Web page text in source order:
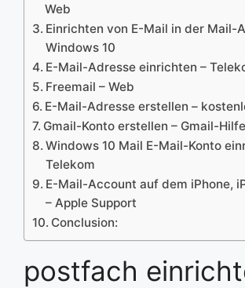
Web
Einrichten von E-Mail in der Mail-
Windows 10
E-Mail-Adresse einrichten –
Freemail – Web
E-Mail-Adresse erstellen –
Gmail-Konto erstellen – Gmail-
Windows 10 Mail E-Mail-Konto
Telekom
E-Mail-Account auf dem iPhone,
– Apple Support
Conclusion:
postfach